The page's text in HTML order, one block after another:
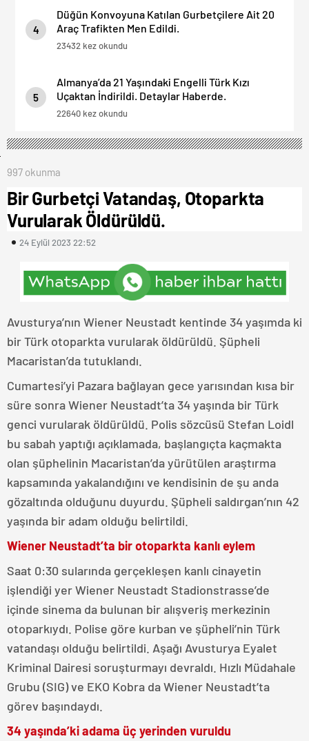
4
Düğün Konvoyuna Katılan Gurbetçilere Ait 20
Araç Trafikten Men Edildi.
23432 kez okundu
5
Almanya’da 21 Yaşındaki Engelli Türk Kızı
Uçaktan İndirildi. Detaylar Haberde.
22640 kez okundu
997 okunma
Bir Gurbetçi Vatandaş, Otoparkta
Vurularak Öldürüldü.
24 Eylül 2023 22:52
Avusturya’nın Wiener Neustadt kentinde 34 yaşımda ki
bir Türk otoparkta vurularak öldürüldü. Şüpheli
Macaristan’da tutuklandı.
Cumartesi’yi Pazara bağlayan gece yarısından kısa bir
süre sonra Wiener Neustadt’ta 34 yaşında bir Türk
genci vurularak öldürüldü. Polis sözcüsü Stefan Loidl
bu sabah yaptığı açıklamada, başlangıçta kaçmakta
olan şüphelinin Macaristan’da yürütülen araştırma
kapsamında yakalandığını ve kendisinin de şu anda
gözaltında olduğunu duyurdu. Şüpheli saldırgan’nın 42
yaşında bir adam olduğu belirtildi.
Wiener Neustadt’ta bir otoparkta kanlı eylem
Saat 0:30 sularında gerçekleşen kanlı cinayetin
işlendiği yer Wiener Neustadt Stadionstrasse’de
içinde sinema da bulunan bir alışveriş merkezinin
otoparkıydı. Polise göre kurban ve şüpheli’nin Türk
vatandaşı olduğu belirtildi. Aşağı Avusturya Eyalet
Kriminal Dairesi soruşturmayı devraldı. Hızlı Müdahale
Grubu (SIG) ve EKO Kobra da Wiener Neustadt’ta
görev başındaydı.
34 yaşında’ki adama üç yerinden vuruldu